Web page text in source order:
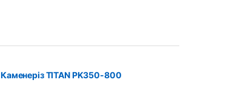
Каменеріз TITAN PK350-800